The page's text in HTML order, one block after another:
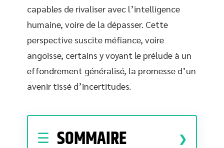
capables de rivaliser avec l’intelligence
humaine, voire de la dépasser. Cette
perspective suscite méfiance, voire
angoisse, certains y voyant le prélude à un
effondrement généralisé, la promesse d’un
avenir tissé d’incertitudes.
SOMMAIRE